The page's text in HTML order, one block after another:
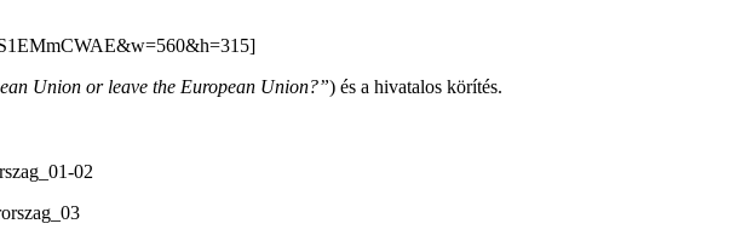
Union or leave the European Union?”) és a hivatalos körítés.